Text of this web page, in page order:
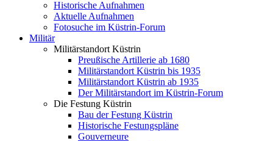
Historische Aufnahmen
Aktuelle Aufnahmen
Fotosuche im Küstrin-Forum
Militär
Militärstandort Küstrin
Preußische Artillerie ab 1680
Militärstandort Küstrin bis 1935
Militärstandort Küstrin ab 1935
Der Militärstandort im Küstrin-Forum
Die Festung Küstrin
Bau der Festung Küstrin
Historische Festungspläne
Gouverneure